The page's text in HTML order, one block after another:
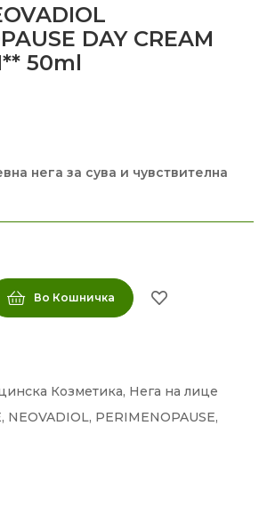
DAY CREAM
50ml
нега за сува и чувствителна
Во Кошничка
Козметика, Нега на лице
, NEOVADIOL, PERIMENOPAUSE,